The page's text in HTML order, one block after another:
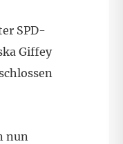
SPD-
Giffey
nun